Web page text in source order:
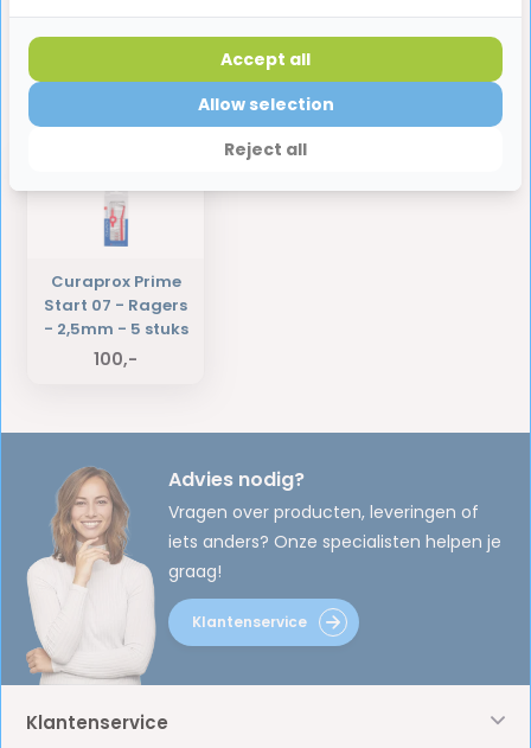
Reviews
Laatst bekeken producten
Curaprox Prime
Start 07 - Ragers
- 2,5mm - 5 stuks
100,-
Advies nodig?
Vragen over producten, leveringen of
iets anders? Onze specialisten helpen je
graag!
Klantenservice
Klantenservice
Reject all
Allow selection
Accept all